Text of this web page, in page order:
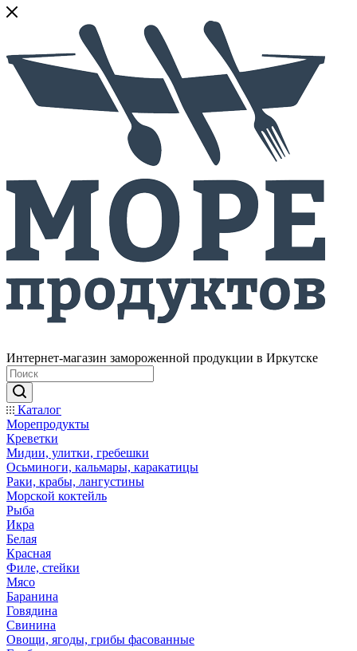
Интернет-магазин замороженной продукции в Иркутске
Каталог
Морепродукты
Креветки
Мидии, улитки, гребешки
Осьминоги, кальмары, каракатицы
Раки, крабы, лангустины
Морской коктейль
Рыба
Икра
Белая
Красная
Филе, стейки
Мясо
Баранина
Говядина
Свинина
Овощи, ягоды, грибы фасованные